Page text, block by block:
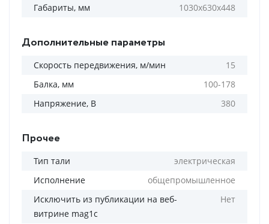
Габариты, мм 1030х630х448
Дополнительные параметры
Скорость передвижения, м/мин
15
Балка, мм
100-178
Напряжение, В
380
Прочее
Тип тали
электрическая
Исполнение
общепромышленное
Исключить из публикации на веб-
витрине mag1c
Нет